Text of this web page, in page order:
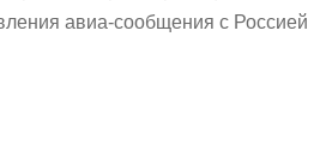
авиа-сообщения с Россией